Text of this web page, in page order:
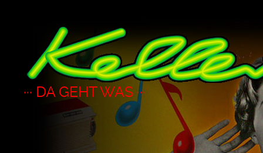
··· DA GEHT WAS ···